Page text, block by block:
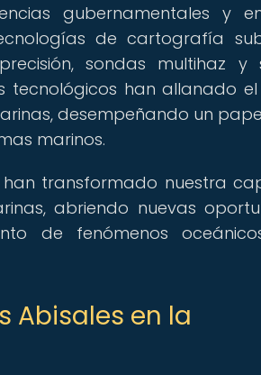
gubernamentales y
de cartografía
sondas multihaz y
tecnológicos han allanado
desempeñando un
marinos.
transformado nuestra
abriendo nuevas
de fenómenos
Abisales en la